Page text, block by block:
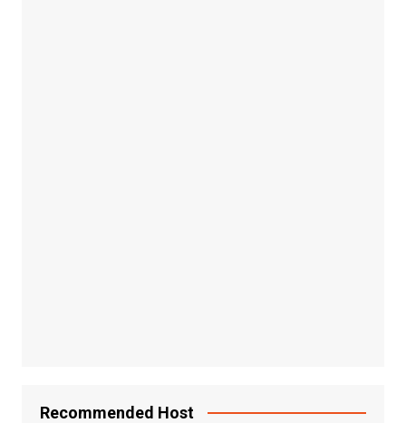
Recommended Host